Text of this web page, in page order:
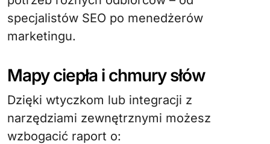
specjalistów SEO po menedżerów
marketingu.
Mapy ciepła i chmury słów
Dzięki wtyczkom lub integracji z
narzędziami zewnętrznymi możesz
wzbogacić raport o: